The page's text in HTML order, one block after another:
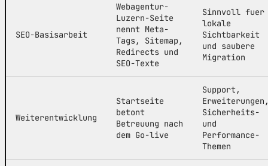
SEO-Basisarbeit
Webagentur-
Luzern-Seite
nennt Meta-
Tags, Sitemap,
Redirects und
SEO-Texte
Sinnvoll fuer
lokale
Sichtbarkeit
und saubere
Migration
Weiterentwicklung
Startseite
betont
Betreuung nach
dem Go-live
Support,
Sicherheits-
und
Performance-
Themen